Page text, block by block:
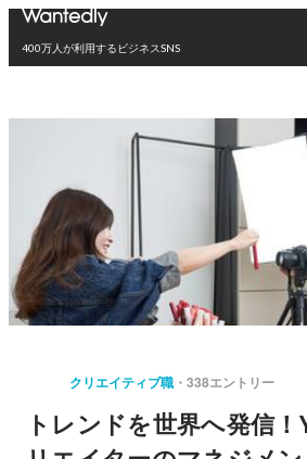
400万人が利用するビジネスSNS
クリエイティブ職 338エントリー
トレンドを世界へ発信